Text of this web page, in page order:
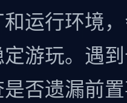
运行环境
定游玩。遇
是否遗漏前